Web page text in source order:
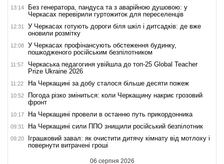
13:14
Без генератора, пандуса та з аварійною душовою: у
Черкасах перевірили гуртожиток для переселенців
12:31
У Черкасах готують дороги біля шкіл і дитсадків: де вже
оновили розмітку
12:08
У Черкасах профінансують обстеження будинку,
пошкодженого російським безпілотником
11:57
Черкаська педагогиня увійшла до топ-25 Global Teacher
Prize Ukraine 2026
11:22 На Черкащині за добу сталося більше десяти пожеж
10:52
Погода різко зміниться: коли Черкащину накриє грозовий
фронт
10:17 На Черкащині провели в останню путь прикордонника
09:31 На Черкащині сили ППО знищили російський безпілотник
09:20
Іграшковий завал: як очистити дитячу кімнату від мотлоху і
повернути витрачені гроші
06 серпня 2026